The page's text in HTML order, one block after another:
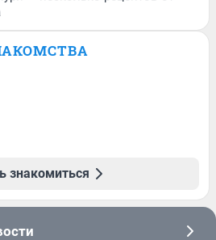
знакомиться